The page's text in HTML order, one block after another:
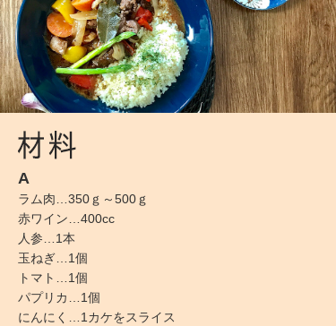
A
ラム肉…350ｇ～500ｇ
赤ワイン…400cc
人参…1本
玉ねぎ…1個
トマト…1個
パプリカ…1個
にんにく…1カケをスライス